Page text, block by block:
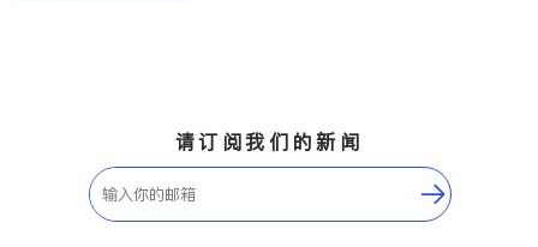
请订阅我们的新闻